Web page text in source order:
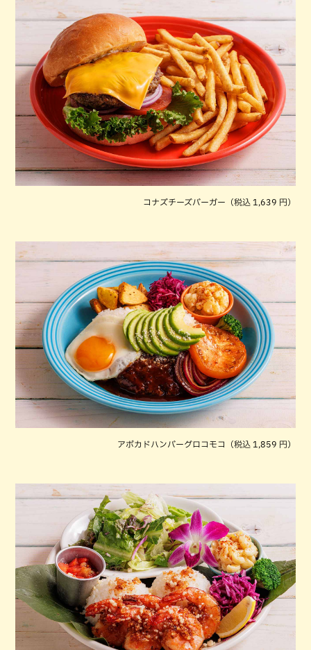
コナズチーズバーガー（税込 1,639 円）
アボカドハンバーグロコモコ（税込 1,859 円）